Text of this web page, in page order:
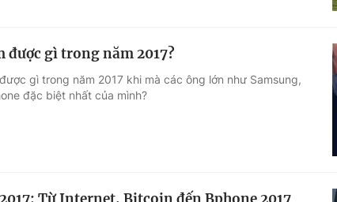
cuộc sống
Tuyển sinh
Học trực tuyến
gì trong năm 2017?
gì trong năm 2017 khi mà các ông lớn như Samsung,
đặc biệt nhất của mình?